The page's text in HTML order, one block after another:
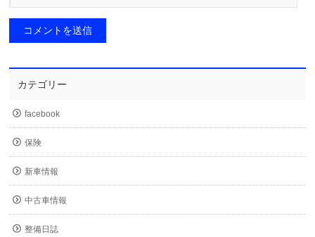
カテゴリー
facebook
保険
新車情報
中古車情報
整備日誌